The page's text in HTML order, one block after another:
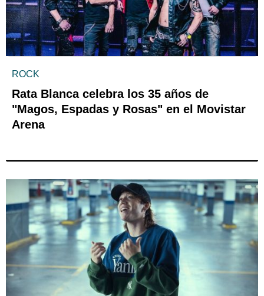
ROCK
Rata Blanca celebra los 35 años de
"Magos, Espadas y Rosas" en el Movistar
Arena